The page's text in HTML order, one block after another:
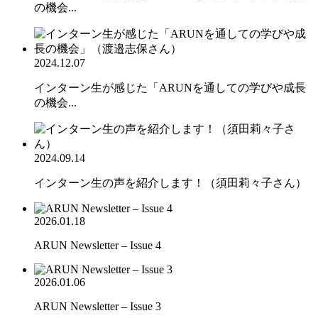
の機会...
2024.12.07
インターン生が感じた「ARUNを通しての学びや成長
の機会...
2024.09.14
インターン生の声を紹介します！（須田莉々子さん）
2026.01.18
ARUN Newsletter – Issue 4
2026.01.06
ARUN Newsletter – Issue 3